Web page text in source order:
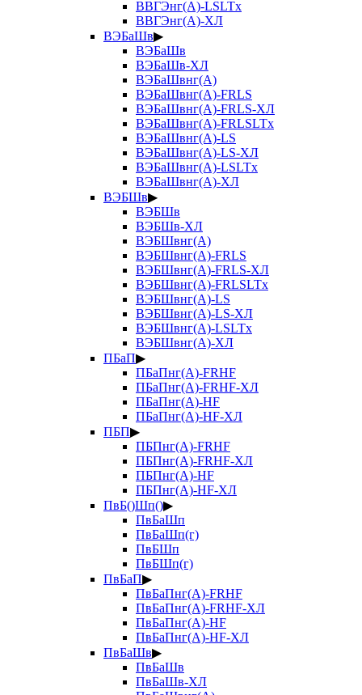
ВВГЭнг(А)-LSLTx
ВВГЭнг(А)-ХЛ
ВЭБаШв▶
ВЭБаШв
ВЭБаШв-ХЛ
ВЭБаШвнг(А)
ВЭБаШвнг(А)-FRLS
ВЭБаШвнг(А)-FRLS-ХЛ
ВЭБаШвнг(А)-FRLSLTx
ВЭБаШвнг(А)-LS
ВЭБаШвнг(А)-LS-ХЛ
ВЭБаШвнг(А)-LSLTx
ВЭБаШвнг(А)-ХЛ
ВЭБШв▶
ВЭБШв
ВЭБШв-ХЛ
ВЭБШвнг(А)
ВЭБШвнг(А)-FRLS
ВЭБШвнг(А)-FRLS-ХЛ
ВЭБШвнг(А)-FRLSLTx
ВЭБШвнг(А)-LS
ВЭБШвнг(А)-LS-ХЛ
ВЭБШвнг(А)-LSLTx
ВЭБШвнг(А)-ХЛ
ПБаП▶
ПБаПнг(А)-FRHF
ПБаПнг(А)-FRHF-ХЛ
ПБаПнг(А)-HF
ПБаПнг(А)-HF-ХЛ
ПБП▶
ПБПнг(А)-FRHF
ПБПнг(А)-FRHF-ХЛ
ПБПнг(А)-HF
ПБПнг(А)-HF-ХЛ
ПвБ()Шп()▶
ПвБаШп
ПвБаШп(г)
ПвБШп
ПвБШп(г)
ПвБаП▶
ПвБаПнг(А)-FRHF
ПвБаПнг(А)-FRHF-ХЛ
ПвБаПнг(А)-HF
ПвБаПнг(А)-HF-ХЛ
ПвБаШв▶
ПвБаШв
ПвБаШв-ХЛ